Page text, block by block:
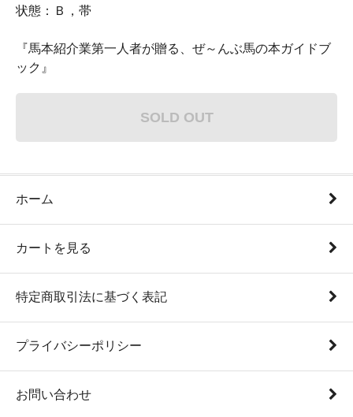
状態：Ｂ，帯
『馬本紹介業第一人者が贈る、ぜ～んぶ馬の本ガイドブ
ック』
SOLD OUT
ホーム
カートを見る
特定商取引法に基づく表記
プライバシーポリシー
お問い合わせ